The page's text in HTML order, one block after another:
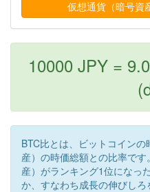
10000 JPY =
BTC比とは、ビットコイン
産）の時価総額との比率で
産）がランキング1位になっ
か、すなわち成長の伸びしろ